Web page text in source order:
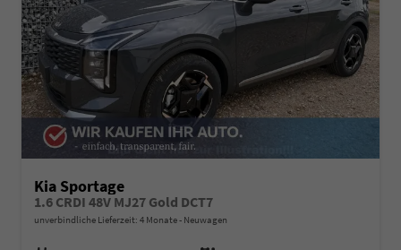
Kia Sportage
1.6 CRDI 48V MJ27 Gold DCT7
unverbindliche Lieferzeit: 4 Monate Neuwagen